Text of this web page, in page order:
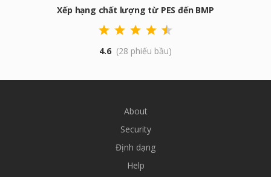
Xếp hạng chất lượng từ PES đến BMP
4.6 (28 phiếu bầu)
About
Security
Định dạng
Help